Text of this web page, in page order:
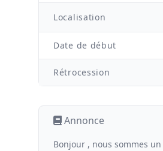
Localisation
Date de début
Rétrocession
Annonce
Bonjour , nous sommes un